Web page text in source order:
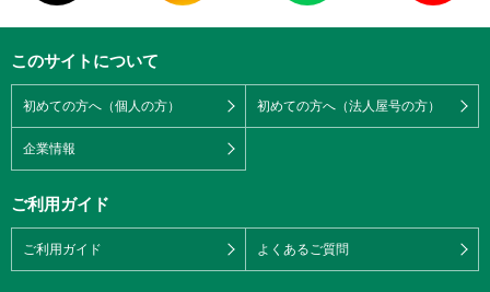
このサイトについて
初めての方へ（個人の方） 初めての方へ（法人屋号の方）
企業情報
ご利用ガイド
ご利用ガイド よくあるご質問